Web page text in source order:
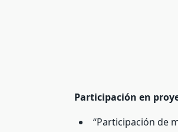
Participación en
“Participación de